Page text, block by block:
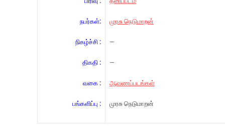
நபர்கள்:
நிகழ்ச்சி :
திகதி :
வகை :
பங்களிப்பு :
முரசு நெடுமாறன்
–
–
ஆவணப்படங்கள்
முரசு நெடுமாறன்